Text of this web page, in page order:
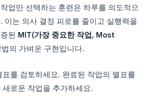
업만 선택하는 훈련은 하루를 의도적으
이는 의사 결정 피로를 줄이고 실행력을
된 MIT(가장 중요한 작업, Most
법의 가벼운 구현입니다.
를 검토하세요. 완료된 작업의 별표를
로운 작업을 추가하세요.